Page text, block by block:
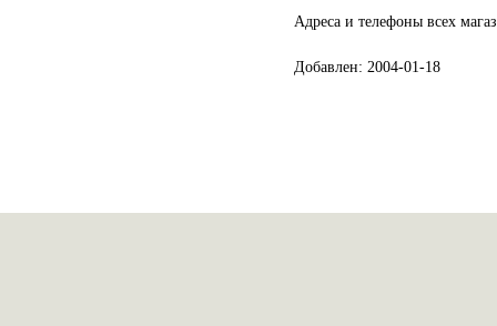
Адреса и телефоны всех
Добавлен: 2004-01-18